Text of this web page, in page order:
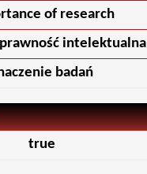
of research
intelektualna
badań
true